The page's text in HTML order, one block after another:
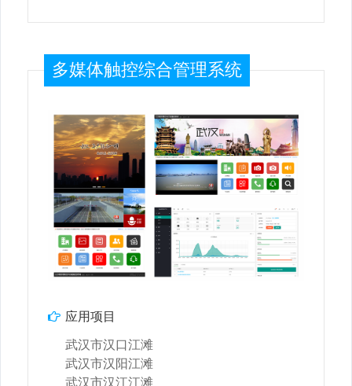
多媒体触控综合管理系统
应用项目
武汉市汉口江滩
武汉市汉阳江滩
武汉市汉江江滩